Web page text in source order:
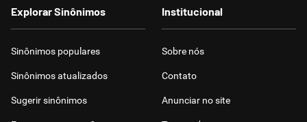
Explorar Sinônimos
Sinônimos populares
Sinônimos atualizados
Sugerir sinônimos
Institucional
Sobre nós
Contato
Anunciar no site